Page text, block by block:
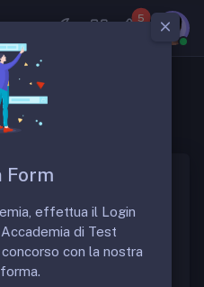
5
Svizzera
clinica e in quella
un titolo federale di
indispensabile per
medico in modo
Form
effettua il Login
di Test
con la nostra